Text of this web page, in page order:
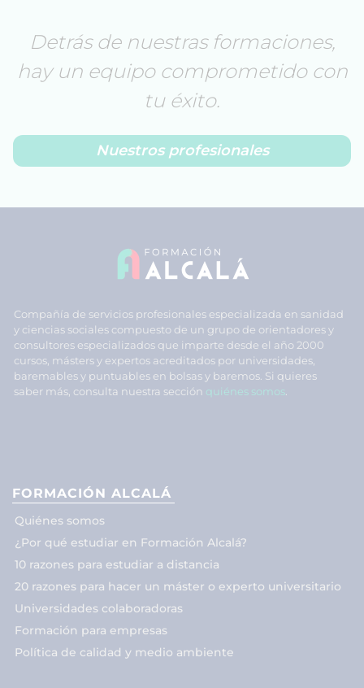
Detrás de nuestras formaciones,
hay un equipo comprometido con
tu éxito.
Nuestros profesionales
Compañía de servicios profesionales especializada en sanidad
y ciencias sociales compuesto de un grupo de orientadores y
consultores especializados que imparte desde el año 2000
cursos, másters y expertos acreditados por universidades,
baremables y puntuables en bolsas y baremos. Si quieres
saber más, consulta nuestra sección quiénes somos
FORMACIÓN ALCALÁ
Quiénes somos
¿Por qué estudiar en Formación Alcalá?
10 razones para estudiar a distancia
20 razones para hacer un máster o experto universitario
Universidades colaboradoras
Formación para empresas
Política de calidad y medio ambiente